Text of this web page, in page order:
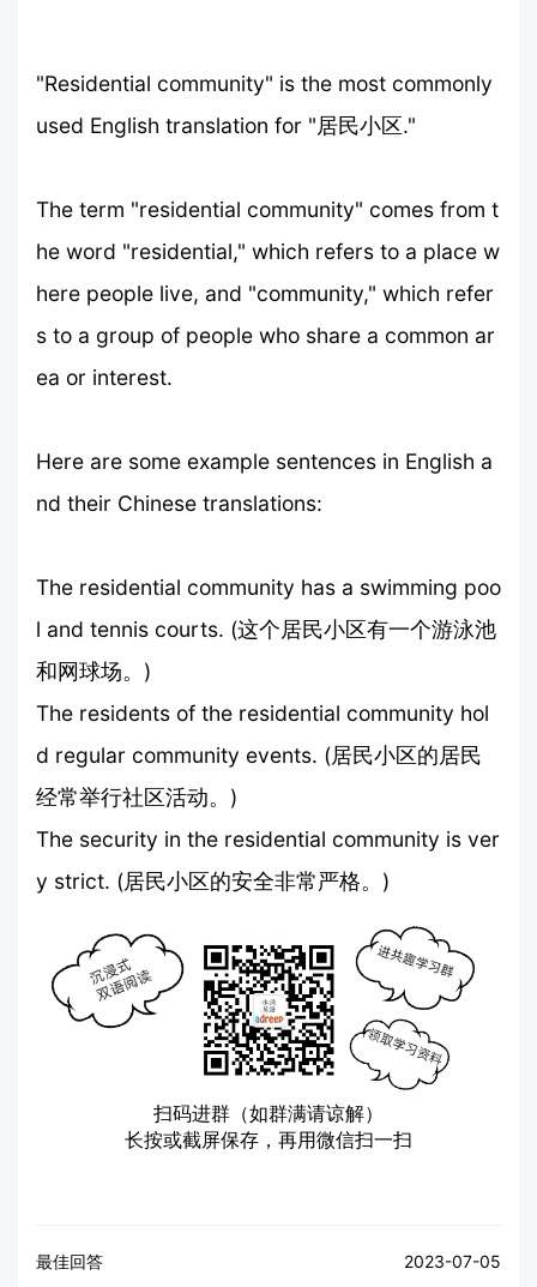
"Residential community" is the most commonly
used English translation for "居民小区."
The term "residential community" comes from t
he word "residential," which refers to a place w
here people live, and "community," which refer
s to a group of people who share a common ar
ea or interest.
Here are some example sentences in English a
nd their Chinese translations:
The residential community has a swimming poo
l and tennis courts. (这个居民小区有一个游泳池
和网球场。)
The residents of the residential community hol
d regular community events. (居民小区的居民
经常举行社区活动。)
The security in the residential community is ver
y strict. (居民小区的安全非常严格。)
扫码进群（如群满请谅解）
长按或截屏保存，再用微信扫一扫
最佳回答 2023-07-05